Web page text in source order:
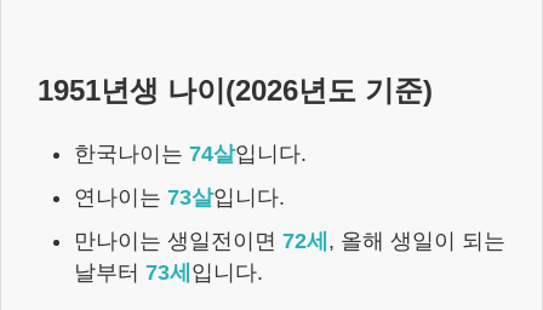
1951년생 나이(2026년도 기준)
한국나이는 74살입니다.
연나이는 73살입니다.
만나이는 생일전이면 72세 , 올해 생일이 되는
날부터 73세 입니다.